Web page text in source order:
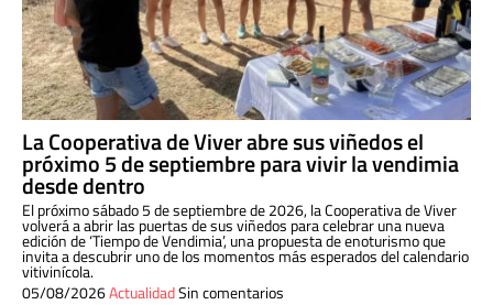
La Cooperativa de Viver abre sus viñedos el
próximo 5 de septiembre para vivir la vendimia
desde dentro
El próximo sábado 5 de septiembre de 2026, la Cooperativa de Viver
volverá a abrir las puertas de sus viñedos para celebrar una nueva
edición de ‘Tiempo de Vendimia’, una propuesta de enoturismo que
invita a descubrir uno de los momentos más esperados del calendario
vitivinícola.
05/08/2026ActualidadSin comentarios